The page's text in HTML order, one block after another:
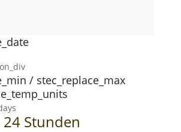
/ stec_replace_max
Stunden